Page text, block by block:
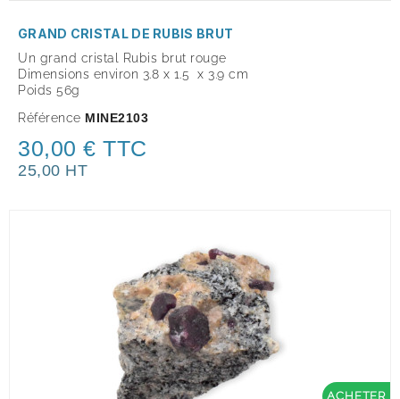
GRAND CRISTAL DE RUBIS BRUT
Un grand cristal Rubis brut rouge
Dimensions environ 3.8 x 1.5 x 3.9 cm
Poids 56g
Référence MINE2103
30,00 € TTC
25,00 HT
ACHETER